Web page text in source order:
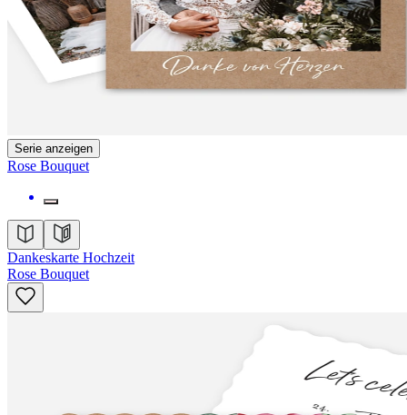
Serie anzeigen
Rose Bouquet
Dankeskarte Hochzeit
Rose Bouquet